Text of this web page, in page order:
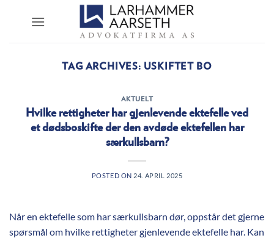
TAG ARCHIVES: USKIFTET BO
AKTUELT
Hvilke rettigheter har gjenlevende ektefelle ved
et dødsboskifte der den avdøde ektefellen har
særkullsbarn?
POSTED ON 24. APRIL 2025
Når en ektefelle som har særkullsbarn dør, oppstår det gjerne
spørsmål om hvilke rettigheter gjenlevende ektefelle har. Kan